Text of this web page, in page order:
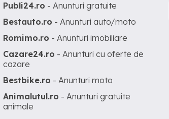
Publi24.ro - Anunturi gratuite
Bestauto.ro - Anunturi auto/moto
Romimo.ro - Anunturi imobiliare
Cazare24.ro - Anunturi cu oferte de
cazare
Bestbike.ro - Anunturi moto
Animalutul.ro - Anunturi gratuite
animale